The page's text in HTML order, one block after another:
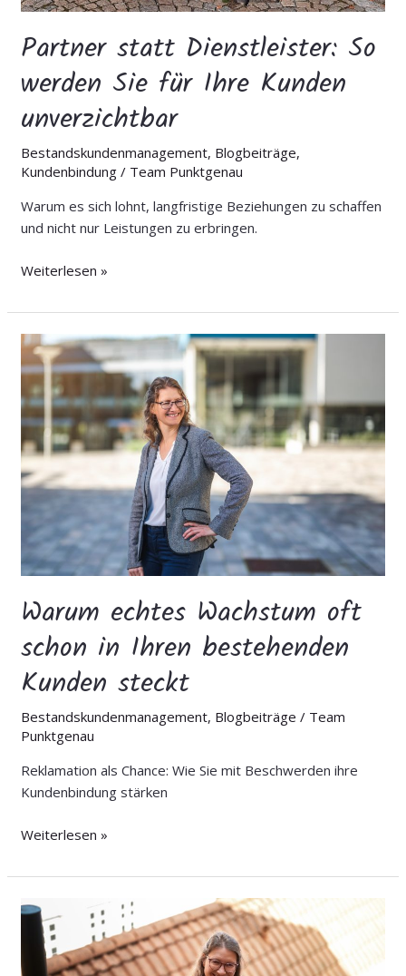
Partner statt Dienstleister: So
werden Sie für Ihre Kunden
unverzichtbar
Bestandskundenmanagement, Blogbeiträge,
Kundenbindung / Team Punktgenau
Warum es sich lohnt, langfristige Beziehungen zu schaffen
und nicht nur Leistungen zu erbringen.
Weiterlesen »
Warum echtes Wachstum oft
schon in Ihren bestehenden
Kunden steckt
Bestandskundenmanagement, Blogbeiträge / Team
Punktgenau
Reklamation als Chance: Wie Sie mit Beschwerden ihre
Kundenbindung stärken
Warum
echtes
Wachstum
oft
schon
in
Ihren
bestehenden
Kunden
steckt
Weiterlesen »
Reklamation
Chance